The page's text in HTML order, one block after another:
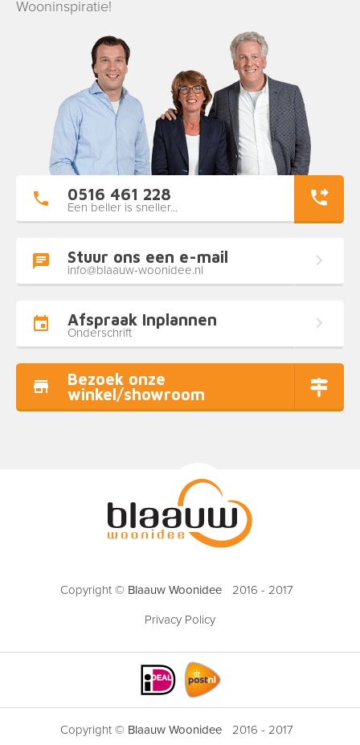
Wooninspiratie!
0516 461 228
Een beller is sneller...
Stuur ons een e-mail
info@blaauw-woonidee.nl
Afspraak Inplannen
Onderschrift
Bezoek onze
winkel/showroom
Copyright © Blaauw Woonidee 2016 - 2017
Privacy Policy
Copyright © Blaauw Woonidee 2016 - 2017